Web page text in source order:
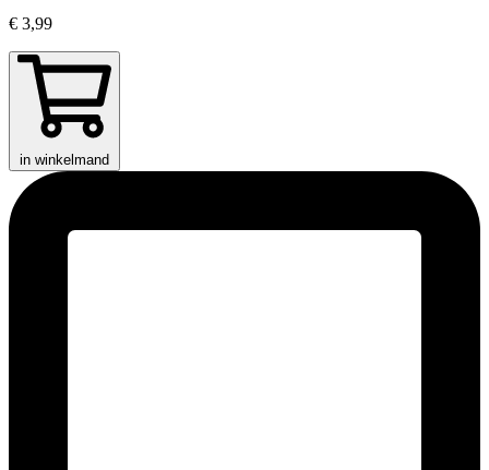
€ 3,99
in winkelmand